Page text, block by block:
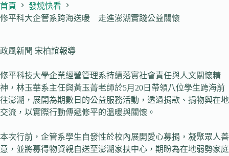
首頁
發燒快看
修平科大企管系跨海送暖 走進澎湖實踐公益關懷
政風新聞 宋柏誼報導
修平科技大學企業經營管理系持續落實社會責任與人文關懷精
神，林玉華系主任與黃玉菁老師於5月20日帶領八位學生跨海前
往澎湖，展開為期數日的公益服務活動，透過捐款、捐物與在地
交流，以實際行動傳遞修平的溫暖與關懷。
本次行前，企管系學生自發性於校內展開愛心募捐，凝聚眾人善
意，並將募得物資親自送至澎湖家扶中心，期盼為在地弱勢家庭